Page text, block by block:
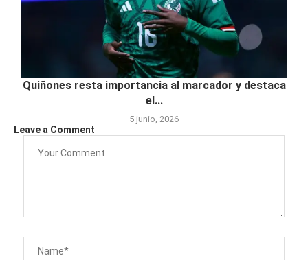
Quiñones resta importancia al marcador y destaca
el...
5 junio, 2026
Leave a Comment